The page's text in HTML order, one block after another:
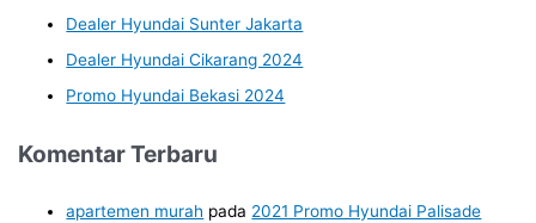
Dealer Hyundai Sunter Jakarta
Dealer Hyundai Cikarang 2024
Promo Hyundai Bekasi 2024
Komentar Terbaru
apartemen murah pada 2021 Promo Hyundai Palisade